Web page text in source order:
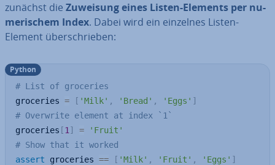
zunächst die Zuweisung eines Listen-Elements per nu­
me­ri­schem Index. Dabei wird ein einzelnes Listen-
Element über­schrie­ben:
# List of groceries
groceries = [ 'Milk' , 'Bread' , 'Eggs' ]
# Overwrite element at index `1`
groceries [1 ] =
'Fruit'
# Show that it worked
assert groceries == [ 'Milk' , 'Fruit' , 'Eggs' ]
Python